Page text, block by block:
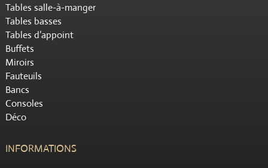
Tables salle-à-manger
Tables basses
Tables d’appoint
Buffets
Miroirs
Fauteuils
Bancs
Consoles
Déco
INFORMATIONS